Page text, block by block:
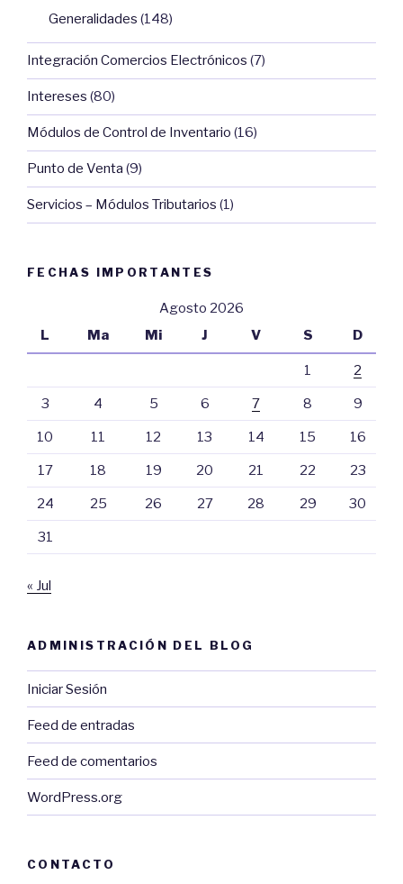
Generalidades (148)
Integración Comercios Electrónicos (7)
Intereses (80)
Módulos de Control de Inventario (16)
Punto de Venta (9)
Servicios – Módulos Tributarios (1)
FECHAS IMPORTANTES
Agosto 2026
L
Ma Mi J V S D
1 2
3 4 5 6 7 8 9
10 11 12 13 14 15 16
17 18 19 20 21 22 23
24 25 26 27 28 29 30
31
« Jul
ADMINISTRACIÓN DEL BLOG
Iniciar Sesión
Feed de entradas
Feed de comentarios
WordPress.org
CONTACTO